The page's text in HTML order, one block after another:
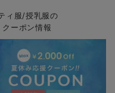
ィ服/授乳服の
ーポン情報